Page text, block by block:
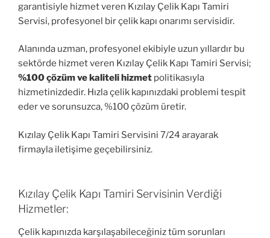
garantisiyle hizmet veren Kızılay Çelik Kapı Tamiri
Servisi, profesyonel bir çelik kapı onarımı servisidir.
Alanında uzman, profesyonel ekibiyle uzun yıllardır bu
sektörde hizmet veren Kızılay Çelik Kapı Tamiri Servisi;
%100 çözüm ve kaliteli hizmet politikasıyla
hizmetinizdedir. Hızla çelik kapınızdaki problemi tespit
eder ve sorunsuzca, %100 çözüm üretir.
Kızılay Çelik Kapı Tamiri Servisini 7/24 arayarak
firmayla iletişime geçebilirsiniz.
Kızılay Çelik Kapı Tamiri Servisinin Verdiği
Hizmetler:
Çelik kapınızda karşılaşabileceğiniz tüm sorunları